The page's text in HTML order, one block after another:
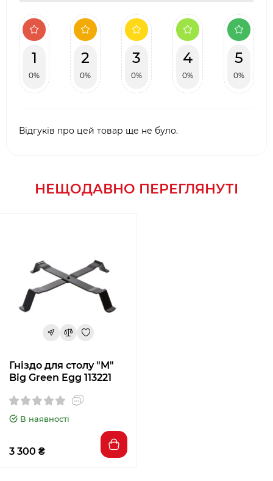
1
0%
2
0%
3
0%
4
0%
5
0%
Відгуків про цей товар ще не було.
НЕЩОДАВНО ПЕРЕГЛЯНУТІ
Гніздо для столу "M"
Big Green Egg 113221
В наявності
3 300 ₴